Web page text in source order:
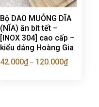
Bộ DAO MUỖNG DĨA
(NĨA) ăn bít tết –
[INOX 304] cao cấp –
kiểu dáng Hoàng Gia
42.000₫– 120.000₫